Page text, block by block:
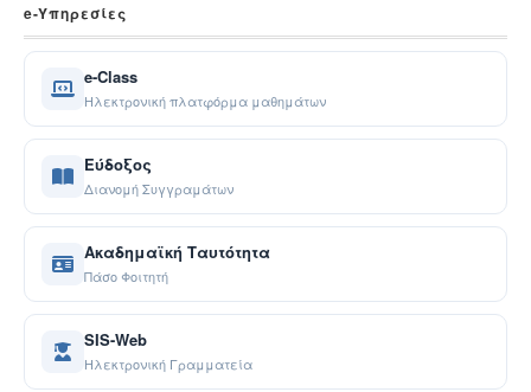
e-Yπηρεσίες
e-Class
Ηλεκτρονική πλατφόρμα μαθημάτων
Εύδοξος
Διανομή Συγγραμάτων
Ακαδημαϊκή Ταυτότητα
Πάσο Φοιτητή
SIS-Web
Ηλεκτρονική Γραμματεία